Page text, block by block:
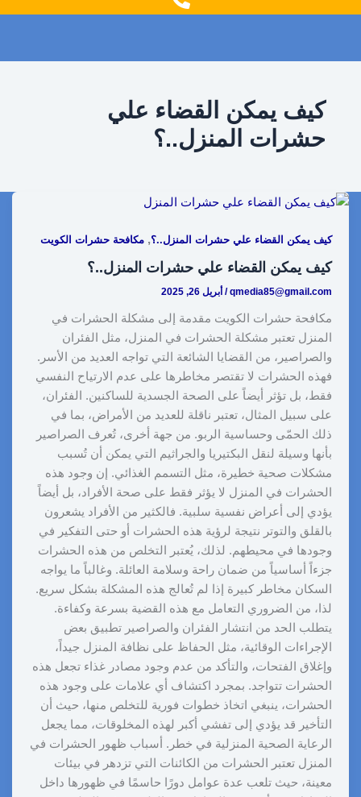
o
r
كيف يمكن القضاء علي
حشرات المنزل..؟
كيف يمكن القضاء علي حشرات المنزل..؟,مكافحة حشرات الكويت
كيف يمكن القضاء علي حشرات المنزل..؟
qmedia85@gmail.com
/ أبريل 26, 2025
مكافحة حشرات الكويت مقدمة إلى مشكلة الحشرات في
المنزل تعتبر مشكلة الحشرات في المنزل، مثل الفئران
والصراصير، من القضايا الشائعة التي تواجه العديد من الأسر.
فهذه الحشرات لا تقتصر مخاطرها على عدم الارتياح النفسي
فقط، بل تؤثر أيضاً على الصحة الجسدية للساكنين. الفئران،
على سبيل المثال، تعتبر ناقلة للعديد من الأمراض، بما في
ذلك الحمّى وحساسية الربو. من جهة أخرى، تُعرف الصراصير
بأنها وسيلة لنقل البكتيريا والجراثيم التي يمكن أن تُسبب
مشكلات صحية خطيرة، مثل التسمم الغذائي. إن وجود هذه
الحشرات في المنزل لا يؤثر فقط على صحة الأفراد، بل أيضاً
يؤدي إلى أعراض نفسية سلبية. فالكثير من الأفراد يشعرون
بالقلق والتوتر نتيجة لرؤية هذه الحشرات أو حتى التفكير في
وجودها في محيطهم. لذلك، يُعتبر التخلص من هذه الحشرات
جزءاً أساسياً من ضمان راحة وسلامة العائلة. وغالباً ما يواجه
السكان مخاطر كبيرة إذا لم تُعالج هذه المشكلة بشكل سريع.
لذا، من الضروري التعامل مع هذه القضية بسرعة وكفاءة.
يتطلب الحد من انتشار الفئران والصراصير تطبيق بعض
الإجراءات الوقائية، مثل الحفاظ على نظافة المنزل جيداً،
وإغلاق الفتحات، والتأكد من عدم وجود مصادر غذاء تجعل هذه
الحشرات تتواجد. بمجرد اكتشاف أي علامات على وجود هذه
الحشرات، ينبغي اتخاذ خطوات فورية للتخلص منها، حيث أن
التأخير قد يؤدي إلى تفشي أكبر لهذه المخلوقات، مما يجعل
الرعاية الصحية المنزلية في خطر. أسباب ظهور الحشرات في
المنزل تعتبر الحشرات من الكائنات التي تزدهر في بيئات
معينة، حيث تلعب عدة عوامل دورًا حاسمًا في ظهورها داخل